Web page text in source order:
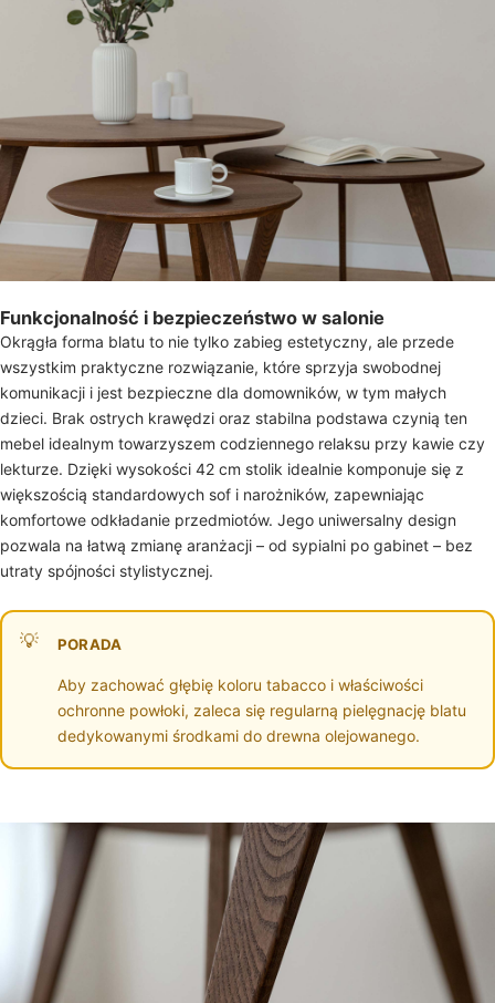
Funkcjonalność i bezpieczeństwo w salonie
Okrągła forma blatu to nie tylko zabieg estetyczny, ale przede
wszystkim praktyczne rozwiązanie, które sprzyja swobodnej
komunikacji i jest bezpieczne dla domowników, w tym małych
dzieci. Brak ostrych krawędzi oraz stabilna podstawa czynią ten
mebel idealnym towarzyszem codziennego relaksu przy kawie czy
lekturze. Dzięki wysokości 42 cm stolik idealnie komponuje się z
większością standardowych sof i narożników, zapewniając
komfortowe odkładanie przedmiotów. Jego uniwersalny design
pozwala na łatwą zmianę aranżacji – od sypialni po gabinet – bez
utraty spójności stylistycznej.
PORADA
Aby zachować głębię koloru tabacco i właściwości
ochronne powłoki, zaleca się regularną pielęgnację blatu
dedykowanymi środkami do drewna olejowanego.